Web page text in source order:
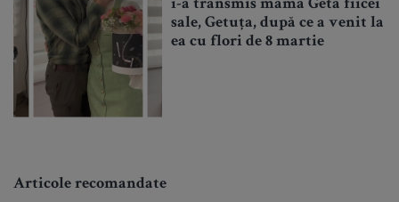
i-a transmis mama Geta fiicei
sale, Getuța, după ce a venit la
ea cu flori de 8 martie
Articole recomandate